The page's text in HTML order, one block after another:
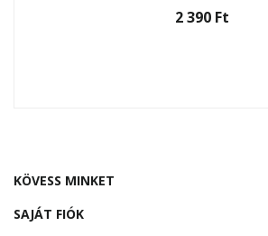
2 390 Ft‎
KÖVESS MINKET
SAJÁT FIÓK